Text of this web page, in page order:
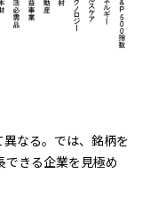
なる。では、銘柄を
きる企業を見極め